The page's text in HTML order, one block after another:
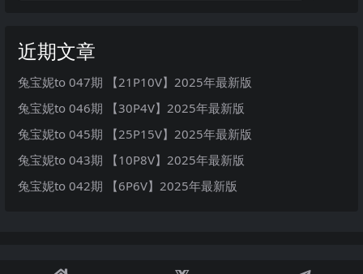
近期文章
兔宝妮to 047期 【21P10V】2025年最新版
兔宝妮to 046期 【30P4V】2025年最新版
兔宝妮to 045期 【25P15V】2025年最新版
兔宝妮to 043期 【10P8V】2025年最新版
兔宝妮to 042期 【6P6V】2025年最新版